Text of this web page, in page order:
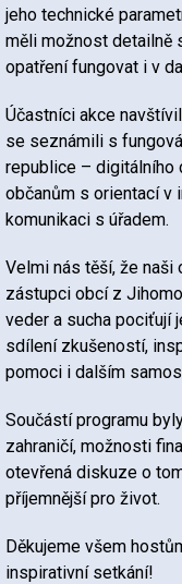
jeho technické
měli možnost detailně
opatření fungovat i v
Účastníci akce
se seznámili s
republice – digitálního
občanům s orientací v
komunikaci s úřadem.
Velmi nás těší, že
zástupci obcí z
veder a sucha pociťují
sdílení zkušeností,
pomoci i dalším
Součástí programu
zahraničí, možnosti
otevřená diskuze o
příjemnější pro život.
Děkujeme všem
inspirativní setkání!